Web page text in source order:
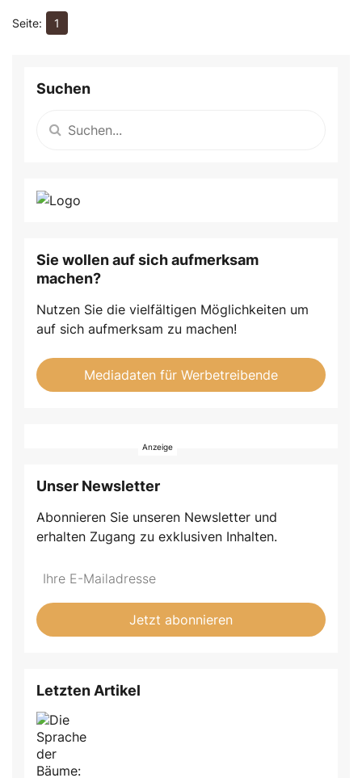
1
Suchen
Sie wollen auf sich aufmerksam
machen?
Nutzen Sie die vielfältigen Möglichkeiten um
auf sich aufmerksam zu machen!
Mediadaten für Werbetreibende
Unser Newsletter
Abonnieren Sie unseren Newsletter und
erhalten Zugang zu exklusiven Inhalten.
Do
fill
this
*Ihre
Mailadresse:
Jetzt abonnieren
Letzten Artikel